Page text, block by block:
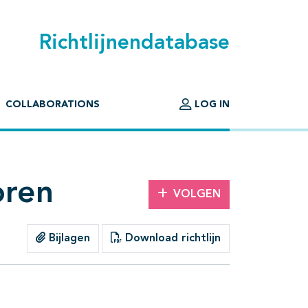
Richtlijnendatabase
COLLABORATIONS LOG IN
VOLGEN
Bijlagen Download richtlijn